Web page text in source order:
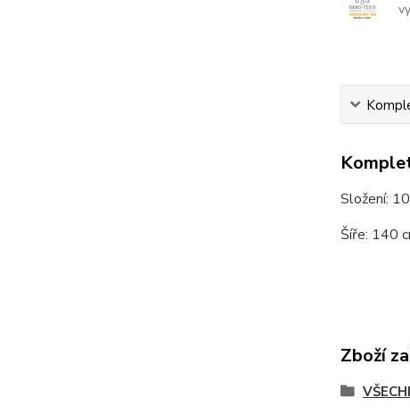
Složení:
Šíře: 140
Zboží